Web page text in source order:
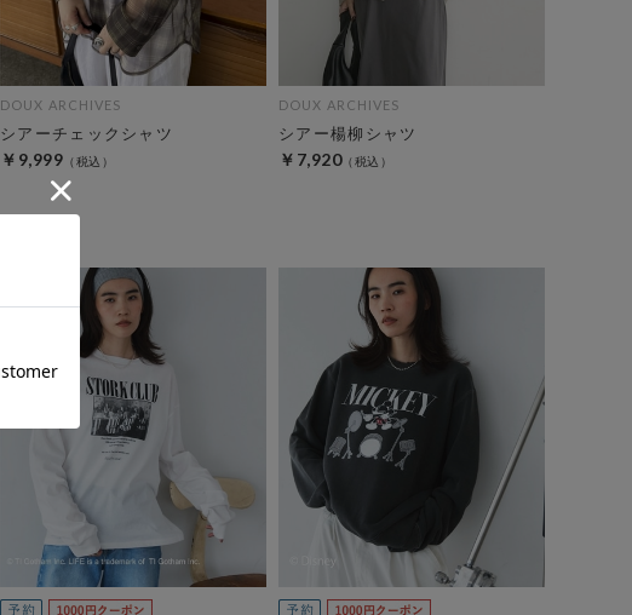
DOUX ARCHIVES
シアーチェックシャツ
￥9,999
DOUX ARCHIVES
シアー楊柳シャツ
￥7,920